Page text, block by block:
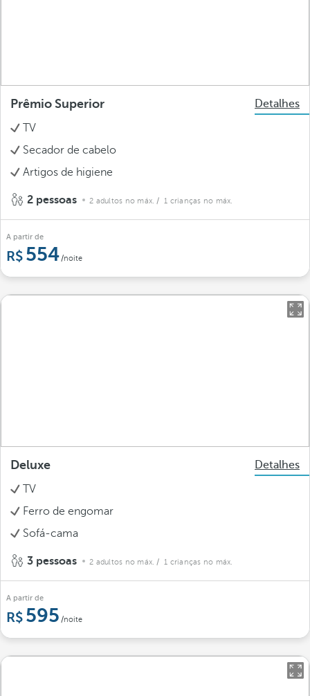
Prêmio Superior
Detalhes
TV
Secador de cabelo
Artigos de higiene
2 pessoas 2 adultos no máx. / 1 crianças no máx.
A partir de
554/noite
Deluxe
Detalhes
TV
Ferro de engomar
Sofá-cama
3 pessoas 2 adultos no máx. / 1 crianças no máx.
A partir de
595 /noite